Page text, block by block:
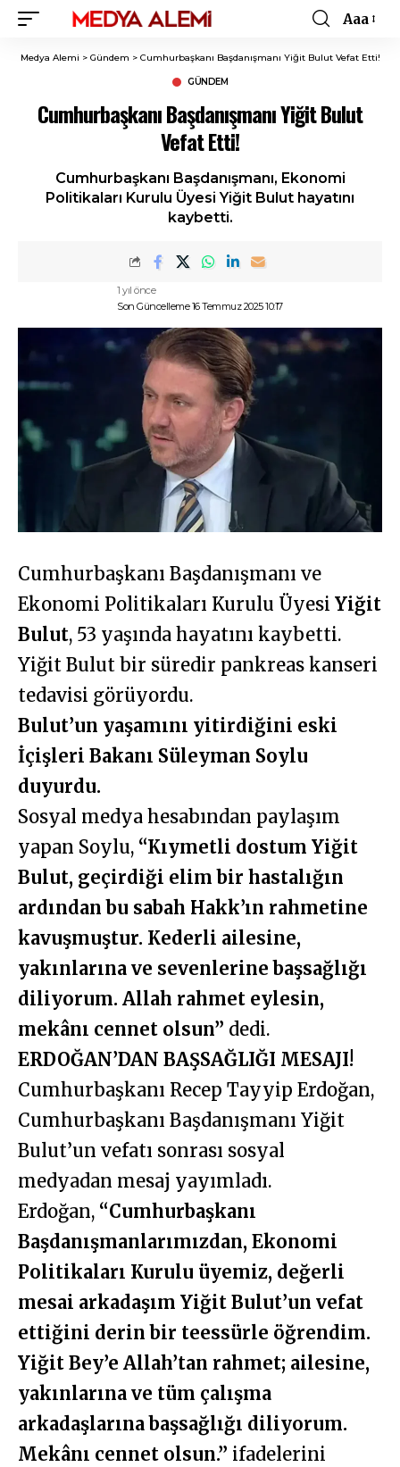
Font
Resizer
Aaa
Medya Alemi > Gündem > Cumhurbaşkanı Başdanışmanı Yiğit Bulut Vefat Etti!
GÜNDEM
Cumhurbaşkanı Başdanışmanı Yiğit Bulut
Vefat Etti!
Cumhurbaşkanı Başdanışmanı, Ekonomi
Politikaları Kurulu Üyesi Yiğit Bulut hayatını
kaybetti.
Son Güncelleme 16 Temmuz 2025 10:17
1 yıl önce
Cumhurbaşkanı Başdanışmanı ve
Ekonomi Politikaları Kurulu Üyesi Yiğit
Bulut, 53 yaşında hayatını kaybetti.
Yiğit Bulut bir süredir pankreas kanseri
tedavisi görüyordu.
Bulut’un yaşamını yitirdiğini eski
İçişleri Bakanı Süleyman Soylu
duyurdu.
Sosyal medya hesabından paylaşım
yapan Soylu, “Kıymetli dostum Yiğit
Bulut, geçirdiği elim bir hastalığın
ardından bu sabah Hakk’ın rahmetine
kavuşmuştur. Kederli ailesine,
yakınlarına ve sevenlerine başsağlığı
diliyorum. Allah rahmet eylesin,
mekânı cennet olsun” dedi.
ERDOĞAN’DAN BAŞSAĞLIĞI MESAJI!
Cumhurbaşkanı Recep Tayyip Erdoğan,
Cumhurbaşkanı Başdanışmanı Yiğit
Bulut’un vefatı sonrası sosyal
medyadan mesaj yayımladı.
Erdoğan, “Cumhurbaşkanı
Başdanışmanlarımızdan, Ekonomi
Politikaları Kurulu üyemiz, değerli
mesai arkadaşım Yiğit Bulut’un vefat
ettiğini derin bir teessürle öğrendim.
Yiğit Bey’e Allah’tan rahmet; ailesine,
yakınlarına ve tüm çalışma
arkadaşlarına başsağlığı diliyorum.
Mekânı cennet olsun.” ifadelerini